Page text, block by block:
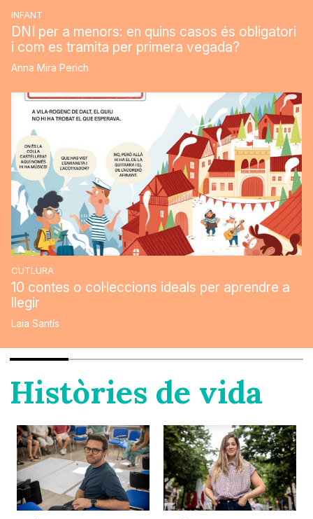
INFANT
DNI per a menors: en quins casos és obligatori
i com es tramita per primera vegada?
Anna Mira Perich
CUTLURA
10 contes o col·leccions ideals per aprendre a
llegir
Laia Santís
Històries de vida